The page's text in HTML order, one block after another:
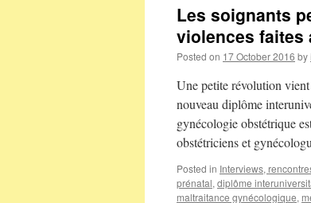
Les soignants
violences faites
Posted on 17 October 2016 by
Une petite révolution
nouveau diplôme
gynécologie obstétrique
obstétriciens et
Posted in Interviews,
prénatal, diplôme
maltraitance gynécologique,